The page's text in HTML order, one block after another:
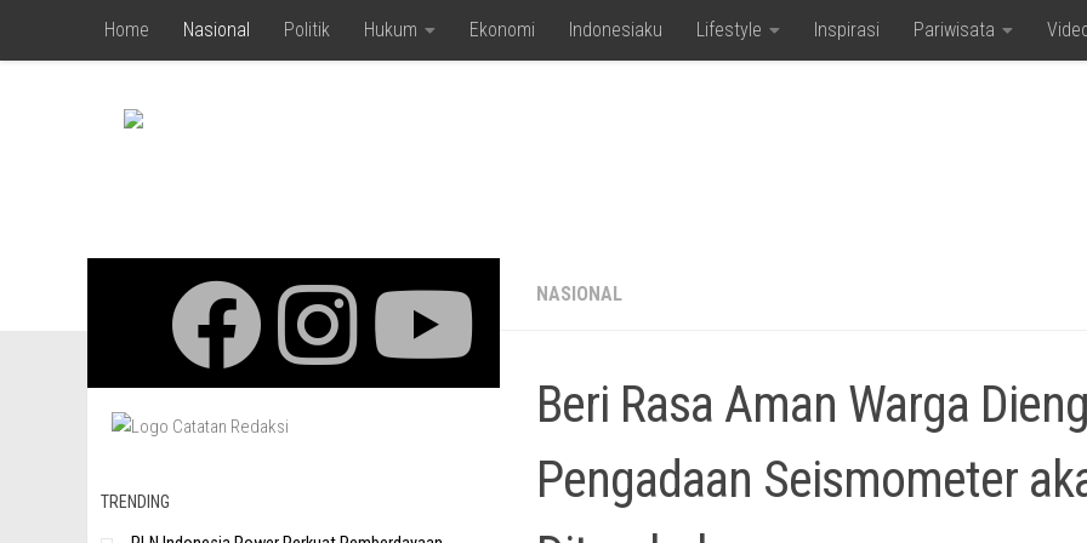
Skip to content
Home Nasional Politik Hukum Ekonomi Indonesiaku Lifestyle Inspirasi Pariwisata
NASIONAL
Beri Rasa Aman Warga
Pengadaan Seismometer
TRENDING